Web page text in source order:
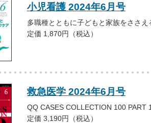
小児看護 2024年6月号
多職種とともに子どもと家族をささえ
定価 1,870円（税込）
救急医学 2024年6月号
QQ CASES COLLECTION 100 PART
定価 3,190円（税込）